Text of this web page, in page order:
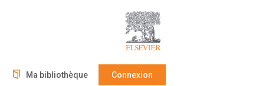
Ma bibliothèque Connexion